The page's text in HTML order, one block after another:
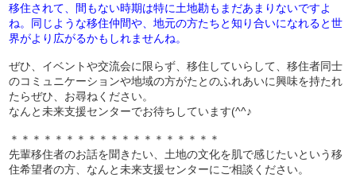
移住されて、間もない時期は特に土地勘もまだあまりないですよ
ね。同じような移住仲間や、地元の方たちと知り合いになれると世
界がより広がるかもしれませんね。
ぜひ、イベントや交流会に限らず、移住していらして、移住者同士
のコミュニケーションや地域の方がたとのふれあいに興味を持たれ
たらぜひ、お尋ねください。
なんと未来支援センターでお待ちしています(^^♪
＊＊＊＊＊＊＊＊＊＊＊＊＊＊＊＊＊＊＊
先輩移住者のお話を聞きたい、土地の文化を肌で感じたいという移
住希望者の方、なんと未来支援センターにご相談ください。